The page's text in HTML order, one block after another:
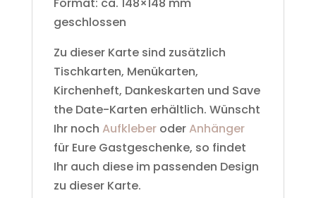
geschlossen
Zu dieser Karte sind zusätzlich
Tischkarten, Menükarten,
Kirchenheft, Dankeskarten und Save
the Date-Karten erhältlich. Wünscht
Ihr noch AufkleberoderAnhänger
für Eure Gastgeschenke, so findet
Ihr auch diese im passenden Design
zu dieser Karte.